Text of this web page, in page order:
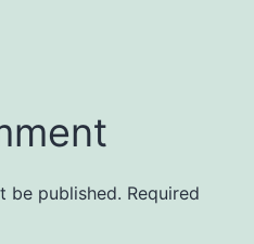
be published. Required